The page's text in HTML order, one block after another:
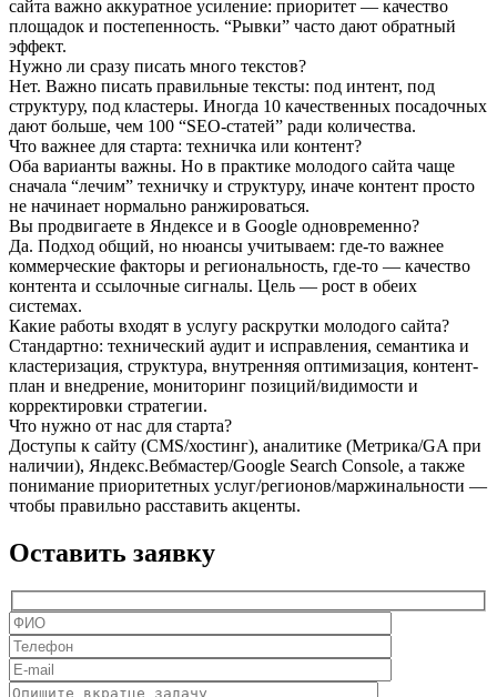
сайта важно аккуратное усиление: приоритет — качество
площадок и постепенность. “Рывки” часто дают обратный
эффект.
Нужно ли сразу писать много текстов?
Нет. Важно писать правильные тексты: под интент, под
структуру, под кластеры. Иногда 10 качественных посадочных
дают больше, чем 100 “SEO-статей” ради количества.
Что важнее для старта: техничка или контент?
Оба варианты важны. Но в практике молодого сайта чаще
сначала “лечим” техничку и структуру, иначе контент просто
не начинает нормально ранжироваться.
Вы продвигаете в Яндексе и в Google одновременно?
Да. Подход общий, но нюансы учитываем: где-то важнее
коммерческие факторы и региональность, где-то — качество
контента и ссылочные сигналы. Цель — рост в обеих
системах.
Какие работы входят в услугу раскрутки молодого сайта?
Стандартно: технический аудит и исправления, семантика и
кластеризация, структура, внутренняя оптимизация, контент-
план и внедрение, мониторинг позиций/видимости и
корректировки стратегии.
Что нужно от нас для старта?
Доступы к сайту (CMS/хостинг), аналитике (Метрика/GA при
наличии), Яндекс.Вебмастер/Google Search Console, а также
понимание приоритетных услуг/регионов/маржинальности —
чтобы правильно расставить акценты.
Оставить заявку